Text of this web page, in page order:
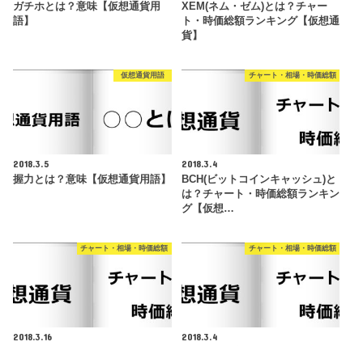
ガチホとは？意味【仮想通貨用
語】
XEM(ネム・ゼム)とは？チャー
ト・時価総額ランキング【仮想通
貨】
仮想通貨用語
2018.3.5
握力とは？意味【仮想通貨用語】
チャート・相場・時価総額
2018.3.4
BCH(ビットコインキャッシュ)と
は？チャート・時価総額ランキン
グ【仮想…
チャート・相場・時価総額
2018.3.16
チャート・相場・時価総額
2018.3.4